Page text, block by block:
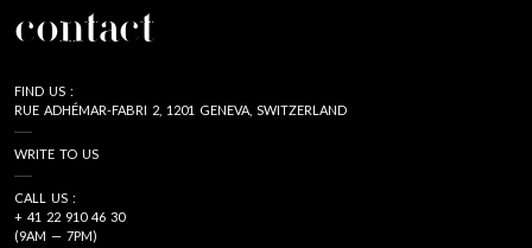
contact
FIND US :
RUE ADHÉMAR-FABRI 2, 1201 GENEVA, SWITZERLAND
WRITE TO US
CALL US :
+ 41 22 910 46 30
(9AM — 7PM)